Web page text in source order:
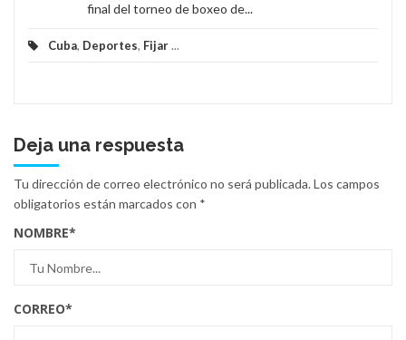
final del torneo de boxeo de...
Cuba, Deportes, Fijar...
Deja una respuesta
Tu dirección de correo electrónico no será publicada.Los campos
obligatorios están marcados con *
NOMBRE*
CORREO*